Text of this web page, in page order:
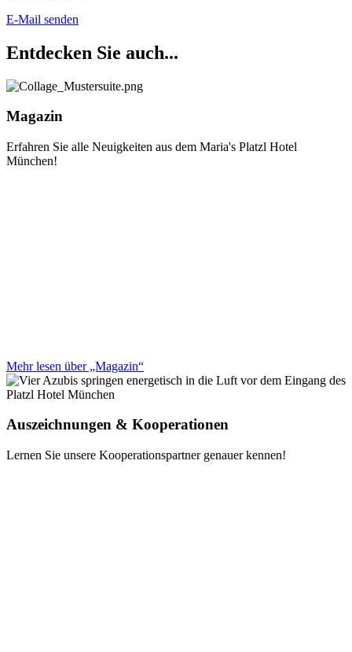
E-Mail senden
Entdecken Sie auch...
Magazin
Erfahren Sie alle Neuigkeiten aus dem Maria's Platzl Hotel
München!
Mehr lesen über „Magazin“
Auszeichnungen & Kooperationen
Lernen Sie unsere Kooperationspartner genauer kennen!